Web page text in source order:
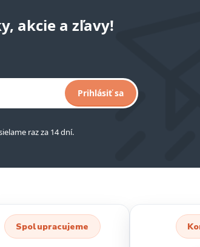
akcie a zľavy!
Prihlásiť sa
raz za 14 dní.
Spolupracujeme